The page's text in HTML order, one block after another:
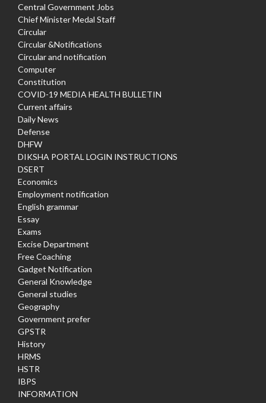
Central Government Jobs
Chief Minister Medal Staff
Circular
Circular &Notifications
Circular and notification
Computer
Constitution
COVID-19 MEDIA HEALTH BULLETIN
Current affairs
Daily News
Defense
DHFW
DIKSHA PORTAL LOGIN INSTRUCTIONS
DSERT
Economics
Employment notification
English grammar
Essay
Exams
Excise Department
Free Coaching
Gadget Notification
General Knowledge
General studies
Geography
Government prefer
GPSTR
History
HRMS
HSTR
IBPS
INFORMATION